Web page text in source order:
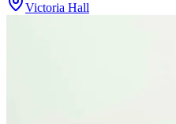
Victoria Hall